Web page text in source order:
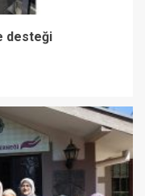
desteği